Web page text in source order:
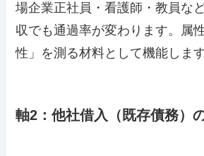
場企業正社員・看護師・教員な
収でも通過率が変わります。属
性」を測る材料として機能します
軸2：他社借入（既存債務）